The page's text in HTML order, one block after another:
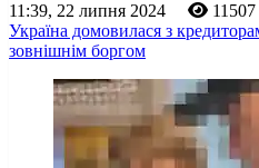
11:39, 22 липня 2024
11507
Україна домовилася з
зовнішнім боргом